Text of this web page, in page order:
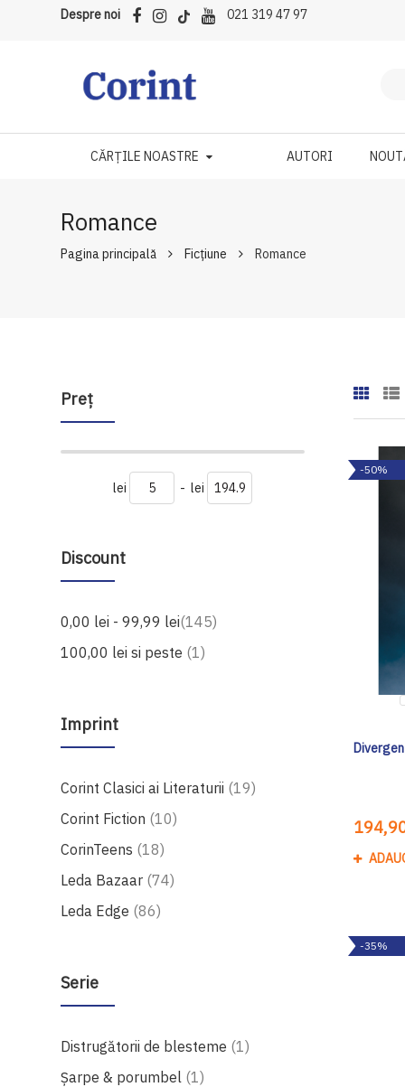
Despre noi 021 319 47 97
CĂRȚILE NOASTRE AUTORI
Romance
Pagina principală Ficțiune Romance
Preţ
lei - lei
Discount
0,00 lei -99,99 lei 145produse
100,00 lei si peste 1produs
Imprint
Corint Clasici ai Literaturii 19produse
Corint Fiction 10produse
CorinTeens 18produse
Leda Bazaar 74produse
Leda Edge 86produse
Serie
Distrugătorii de blesteme 1produs
Șarpe & porumbel 1produs
-50%
-35%